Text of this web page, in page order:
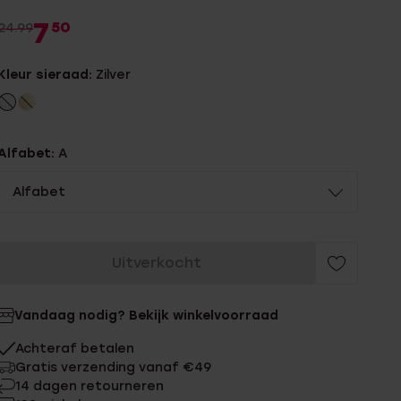
7 50
sieraad: Zilver
A
Alfabet
Uitverkocht
Vandaag nodig? Bekijk winkelvoorraad
Achteraf betalen
Gratis verzending vanaf €49
14 dagen retourneren